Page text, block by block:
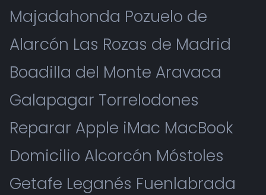
Majadahonda Pozuelo de
Alarcón Las Rozas de Madrid
Boadilla del Monte Aravaca
Galapagar Torrelodones
Reparar Apple iMac MacBook
Domicilio Alcorcón Móstoles
Getafe Leganés Fuenlabrada